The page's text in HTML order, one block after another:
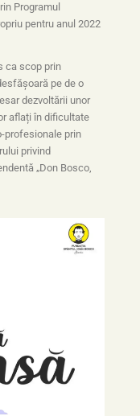
Programul
pentru anul 2022
ca scop prin
pe de o
dezvoltării unor
aflați în dificultate
profesionale prin
privind
„Don Bosco,